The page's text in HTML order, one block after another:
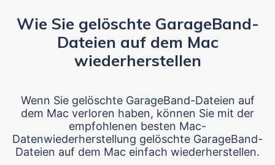
Überblick
Über uns
Support
Recoverit für Windows
Ein führendes Tool zur Datenrettung für Windows
Recoverit für Mac
KI
Unbegrenzte Daten vom Mac-System
Funktionen
Wiederherstellung von Laufwerken
Exklusive Wiederherstellungsl?sungen Neu
Dokumente wiederherstellen
Experte für Datenrettung
Kundengeschichten
Guide
DOWNLOAD Sign In
Wie Sie gelöschte GarageBand-
Dateien auf dem Mac
wiederherstellen
Wenn Sie gelöschte GarageBand-Dateien auf
dem Mac verloren haben, können Sie mit der
empfohlenen besten Mac-
Datenwiederherstellung gelöschte GarageBand-
Dateien auf dem Mac einfach wiederherstellen.